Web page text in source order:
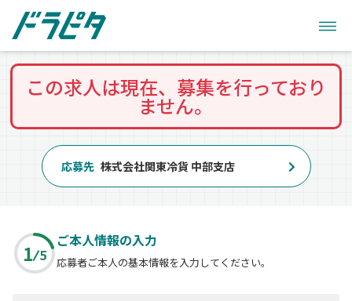
この求人は現在、募集を行っており
ません。
応募先 株式会社関東冷貨 中部支店
1 5
ご本人情報の入力
応募者ご本人の基本情報を入力してください。